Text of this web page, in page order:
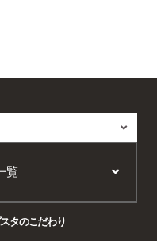
覧
スタのこだわり